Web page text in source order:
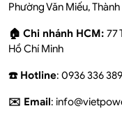
Phường Văn Miếu,
🏠 Chi nhánh HCM: 77
Hồ Chí Minh
☎️ Hotline: 0936 336 389
✉️ Email: